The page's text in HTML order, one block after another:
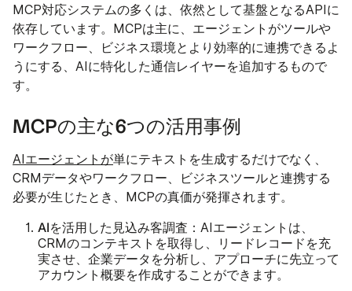
MCP対応システムの多くは、依然として基盤となるAPIに
依存しています。MCPは主に、エージェントがツールや
ワークフロー、ビジネス環境とより効率的に連携できるよ
うにする、AIに特化した通信レイヤーを追加するもので
す。
MCPの主な6つの活用事例
AIエージェントが単にテキストを生成するだけでなく、
CRMデータやワークフロー、ビジネスツールと連携する
必要が生じたとき、MCPの真価が発揮されます。
AIを活用した見込み客調査 ：AIエージェントは、
CRMのコンテキストを取得し、リードレコードを充
実させ、企業データを分析し、アプローチに先立って
アカウント概要を作成することができます。